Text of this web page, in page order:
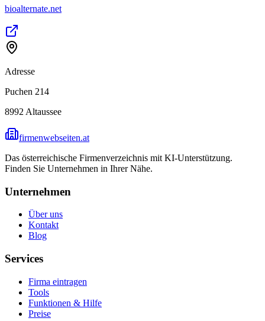
bioalternate.net
Adresse
Puchen 214
8992 Altaussee
firmenwebseiten.at
Das österreichische Firmenverzeichnis mit KI-Unterstützung.
Finden Sie Unternehmen in Ihrer Nähe.
Unternehmen
Über uns
Kontakt
Blog
Services
Firma eintragen
Tools
Funktionen & Hilfe
Preise